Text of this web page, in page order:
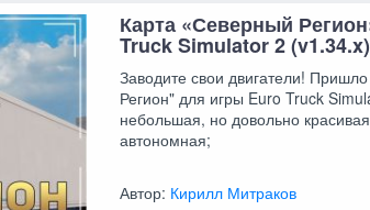
Карта «Северный
Truck Simulator 2 (v1.34.x)
Заводите свои двигатели!
Регион" для игры Euro Truck
небольшая, но довольно
автономная;
Автор: Кирилл Митраков